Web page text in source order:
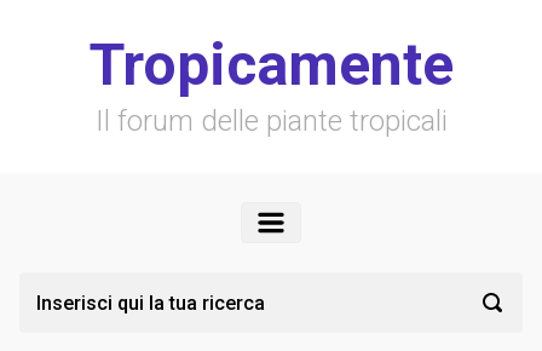
Tropicamente
Il forum delle piante tropicali